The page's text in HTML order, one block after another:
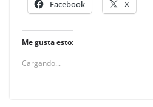
Facebook X
Me gusta esto:
Cargando...